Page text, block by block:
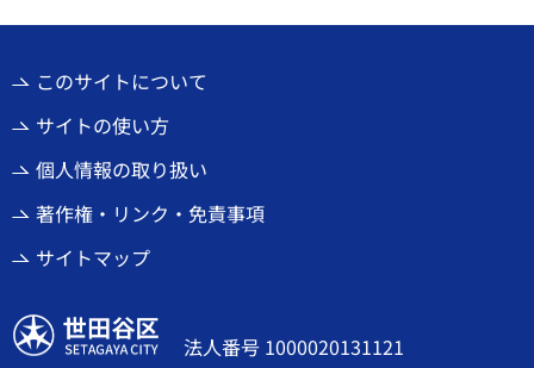
このサイトについて
サイトの使い方
個人情報の取り扱い
著作権・リンク・免責事項
サイトマップ
世田谷区
法人番号 1000020131121